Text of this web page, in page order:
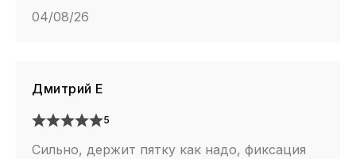
04/08/26
Дмитрий Е
5
Сильно, держит пятку как надо, фиксация